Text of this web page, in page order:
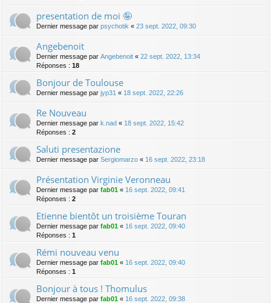
presentation de moi 🤪
Dernier message par psychotik « 23 sept. 2022, 09:30
Angebenoit
Dernier message par Angebenoit « 22 sept. 2022, 13:34
Réponses : 18
Bonjour de Toulouse
Dernier message par jyp31 « 18 sept. 2022, 22:26
Re Nouveau
Dernier message par k.nad « 18 sept. 2022, 15:42
Réponses : 2
Saluti presentazione
Dernier message par Sergiomarzo « 16 sept. 2022, 23:18
Présentation Virginie Veronneau
Dernier message par fab01 « 16 sept. 2022, 09:41
Réponses : 2
Etienne bientôt un troisième Touran
Dernier message par fab01 « 16 sept. 2022, 09:40
Réponses : 1
Rémi nouveau venu
Dernier message par fab01 « 16 sept. 2022, 09:40
Réponses : 1
Bonjour à tous ! Thomulus
Dernier message par fab01 « 16 sept. 2022, 09:38